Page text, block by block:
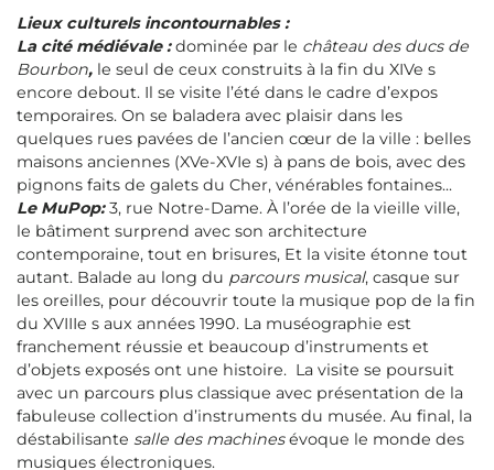
Lieux culturels incontournables :
La cité médiévale :dominée par le château des ducs de
Bourbon, le seul de ceux construits à la fin du XIVe s
encore debout. Il se visite l’été dans le cadre d’expos
temporaires. On se baladera avec plaisir dans les
quelques rues pavées de l’ancien cœur de la ville : belles
maisons anciennes (XVe-XVIe s) à pans de bois, avec des
pignons faits de galets du Cher, vénérables fontaines...
Le MuPop:3, rue Notre-Dame. À l’orée de la vieille ville,
le bâtiment surprend avec son architecture
contemporaine, tout en brisures, Et la visite étonne tout
autant. Balade au long du parcours musical, casque sur
les oreilles, pour découvrir toute la musique pop de la fin
du XVIIIe s aux années 1990. La muséographie est
franchement réussie et beaucoup d’instruments et
d’objets exposés ont une histoire. La visite se poursuit
avec un parcours plus classique avec présentation de la
fabuleuse collection d’instruments du musée. Au final, la
déstabilisante salle des machinesévoque le monde des
musiques électroniques.